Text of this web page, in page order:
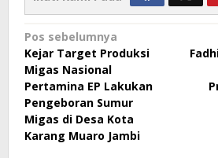
Navigasi
pos
Pos sebelumnya
Kejar Target Produksi
Migas Nasional
Pertamina EP Lakukan
Pengeboran Sumur
Migas di Desa Kota
Karang Muaro Jambi